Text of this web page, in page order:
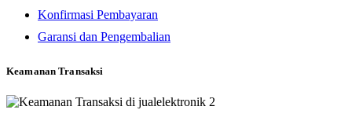
Konfirmasi Pembayaran
Garansi dan Pengembalian
Keamanan Transaksi